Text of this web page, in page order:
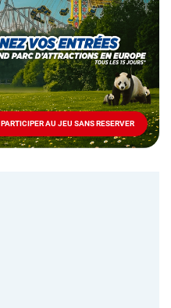
PARTICIPER AU JEU SANS RESERVER
PARTICIPER
AU
JEU